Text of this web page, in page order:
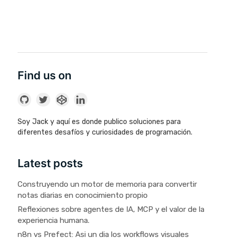
Find us on
Soy Jack y aquí es donde publico soluciones para
diferentes desafíos y curiosidades de programación.
Latest posts
Construyendo un motor de memoria para convertir
notas diarias en conocimiento propio
Reflexiones sobre agentes de IA, MCP y el valor de la
experiencia humana.
n8n vs Prefect: Asi un dia los workflows visuales